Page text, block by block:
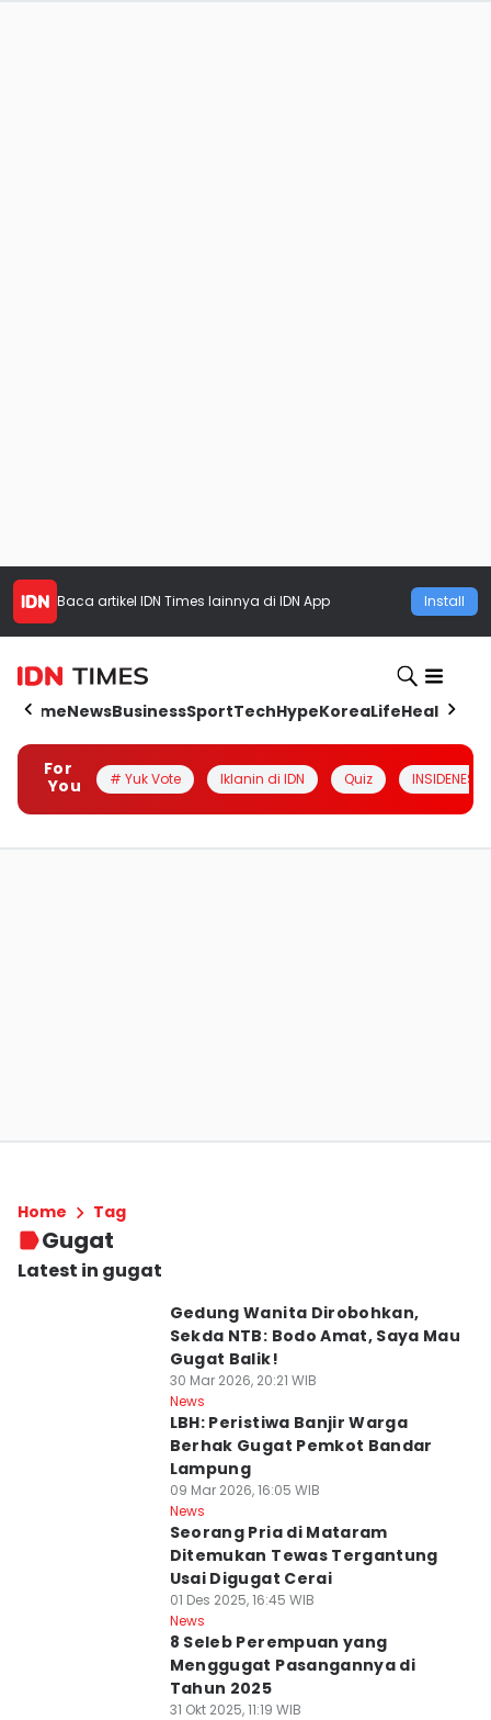
Baca artikel IDN Times lainnya di IDN App Install
HomeNewsBusinessSportTechHypeKoreaLifeHealth
For
You
# Yuk Vote Iklanin di IDN Quiz INSIDENESIA
Home Tag
Gugat
Latest in gugat
Gedung Wanita Dirobohkan,
Sekda NTB: Bodo Amat, Saya Mau
Gugat Balik!
30 Mar 2026, 20:21 WIB
News
LBH: Peristiwa Banjir Warga
Berhak Gugat Pemkot Bandar
Lampung
09 Mar 2026, 16:05 WIB
News
Seorang Pria di Mataram
Ditemukan Tewas Tergantung
Usai Digugat Cerai
01 Des 2025, 16:45 WIB
News
8 Seleb Perempuan yang
Menggugat Pasangannya di
Tahun 2025
31 Okt 2025, 11:19 WIB